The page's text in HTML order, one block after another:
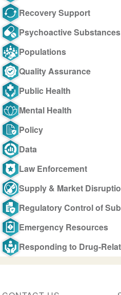
Recovery Support
Psychoactive Substances
Populations
Quality Assurance
Public Health
Mental Health
Policy
Data
Law Enforcement
Supply & Market
Regulatory Control of
Emergency Resources
Responding to Drug-